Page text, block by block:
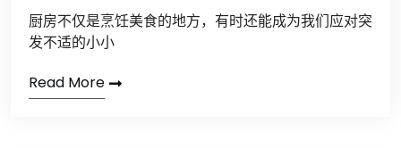
厨房不仅是烹饪美食的地方，有时还能成为我们应对突
发不适的小小
Read More